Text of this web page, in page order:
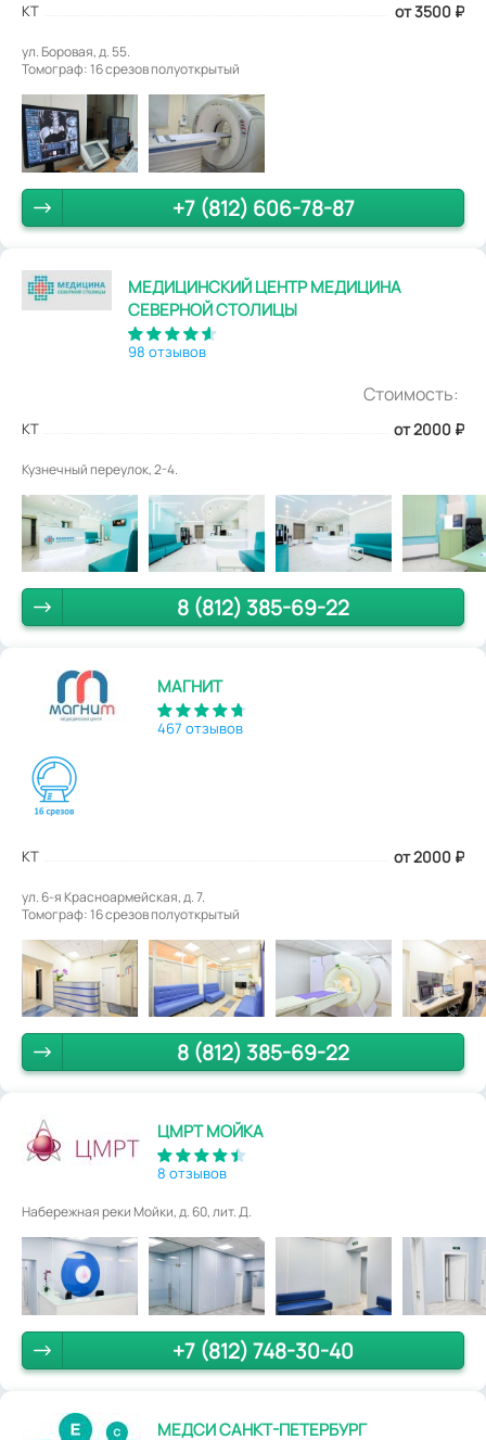
КТ от 3500 ₽
ул. Боровая, д. 55.
Томограф: 16 срезов полуоткрытый
+7 (812) 606-78-87
МЕДИЦИНСКИЙ ЦЕНТР МЕДИЦИНА
СЕВЕРНОЙ СТОЛИЦЫ
98 отзывов
Стоимость:
КТ от 2000 ₽
Кузнечный переулок, 2-4.
8 (812) 385-69-22
МАГНИТ
467 отзывов
КТ от 2000 ₽
ул. 6-я Красноармейская, д. 7.
Томограф: 16 срезов полуоткрытый
8 (812) 385-69-22
ЦМРТ МОЙКА
8 отзывов
Набережная реки Мойки, д. 60, лит. Д.
+7 (812) 748-30-40
МЕДСИ САНКТ-ПЕТЕРБУРГ